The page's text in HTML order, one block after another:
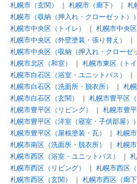
お伝えいただきました事が
実現に繋がったことと存じま
今後とも永いお付き合いをさ
またお困りごと等ございまし
この度はありがとうございま
建物のタイプ
： 戸建住宅
リフォーム箇所 ： リビング 、洋室
価格
： 800,000円
施工地
：北海道
札幌市
築年数
： 1〜5年
工事完了日
： 2025年6月27日
札幌市（玄関）
札幌市（廊下） 札
札幌市（収納（押入れ・クローゼット））
札幌市中央区（トイレ）
札幌市中央
札幌市中央区（外壁塗装・張り替え）
札幌市中央区（収納（押入れ・クローゼ
札幌市北区（和室）
札幌市東区（トイ
札幌市白石区（浴室・ユニットバス）
札幌市白石区（洗面所・脱衣所）
札
札幌市白石区（玄関）
札幌市豊平区
札幌市豊平区（リビング）
札幌市豊
札幌市豊平区（洋室（寝室・子供部屋））
札幌市豊平区（屋根塗装・瓦）
札幌
札幌市南区（洗面所・脱衣所）
札幌
札幌市西区（浴室・ユニットバス）
札幌市西区（リビング）
札幌市西区
札幌市西区（玄関）
札幌市西区（廊下